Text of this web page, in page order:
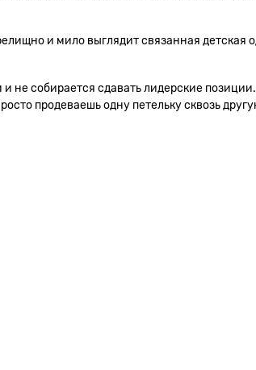
и мило выглядит связанная
собирается сдавать лидерские
продеваешь одну петельку сквозь